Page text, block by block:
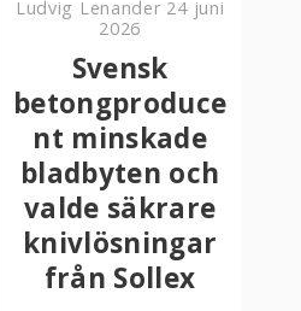
Ludvig Lenander 24 juni
2026
Svensk
betongproduce
nt minskade
bladbyten och
valde säkrare
knivlösningar
från Sollex